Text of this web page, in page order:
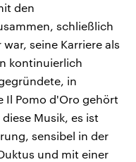
den
schließlich
seine Karriere als
kontinuierlich
in
Il Pomo d'Oro gehört
Musik, es ist
sensibel in der
und mit einer